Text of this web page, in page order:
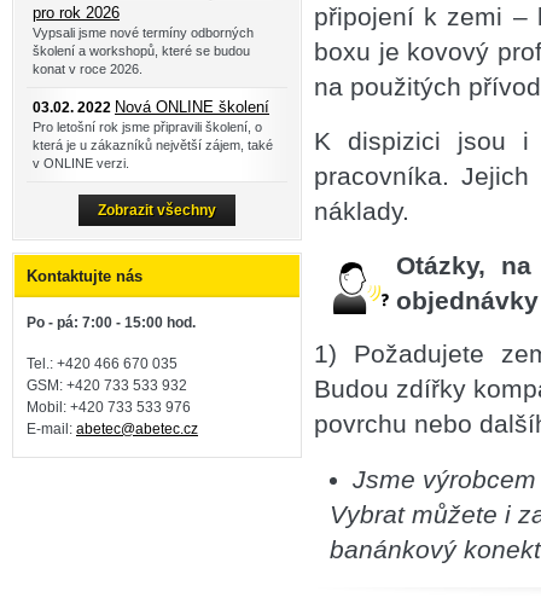
připojení k zemi –
boxu je kovový
na použitých
K dispizici jsou
pracovníka.
náklady.
Otázky,
1) Požadujete
Budou zdířky
povrchu nebo
Jsme
Vybrat můžete i
banánkový
pro rok 2026
Vypsali jsme nové termíny odborných
školení a workshopů, které se budou
konat v roce 2026.
03.02. 2022 Nová ONLINE školení
Pro letošní rok jsme připravili školení, o
která je u zákazníků největší zájem, také
v ONLINE verzi.
Zobrazit všechny
Kontaktujte nás
Po - pá: 7:00 - 15:00 hod.
Tel.: +420 466 670 035
GSM: +420 733 533 932
Mobil: +420 733 533 976
E-mail: abetec@abetec.cz